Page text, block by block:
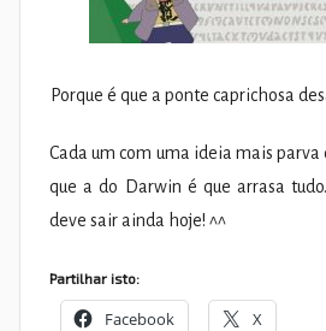
Porque é que a ponte caprichosa
Cada um com uma ideia mais parva
que a do Darwin é que arrasa
deve sair ainda hoje! ^^
Partilhar isto:
Facebook X